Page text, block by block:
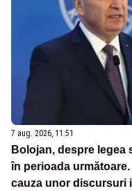
7 aug. 2026, 11:51
Bolojan, despre legea
în perioada
cauza unor discursuri